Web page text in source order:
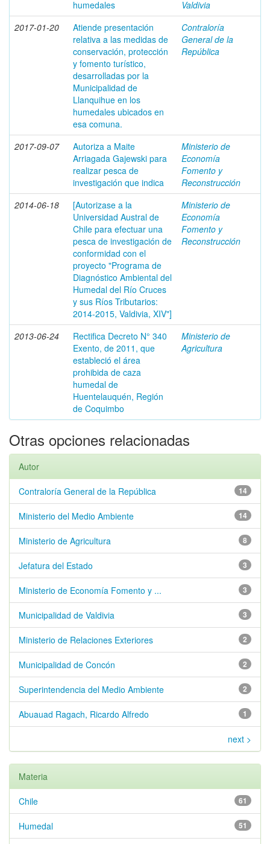
humedales
Valdivia
2017-01-20
Atiende presentación
relativa a las medidas de
conservación, protección
y fomento turístico,
desarrolladas por la
Municipalidad de
Llanquihue en los
humedales ubicados en
esa comuna.
Contraloría
General de la
República
2017-09-07
Autoriza a Maite
Arriagada Gajewski para
realizar pesca de
investigación que indica
Ministerio de
Economía
Fomento y
Reconstrucción
2014-06-18
[Autorizase a la
Universidad Austral de
Chile para efectuar una
pesca de investigación de
conformidad con el
proyecto "Programa de
Diagnóstico Ambiental del
Humedal del Río Cruces
y sus Ríos Tributarios:
2014-2015, Valdivia, XIV"]
Ministerio de
Economía
Fomento y
Reconstrucción
2013-06-24
Rectifica Decreto N° 340
Exento, de 2011, que
estableció el área
prohibida de caza
humedal de
Huentelauquén, Región
de Coquimbo
Ministerio de
Agricultura
Otras opciones relacionadas
Autor
14
Contraloría General de la República
14
Ministerio del Medio Ambiente
8
Ministerio de Agricultura
3
Jefatura del Estado
3
Ministerio de Economía Fomento y ...
3
Municipalidad de Valdivia
2
Ministerio de Relaciones Exteriores
2
Municipalidad de Concón
2
Superintendencia del Medio Ambiente
1
Abuauad Ragach, Ricardo Alfredo
next >
Materia
61
Chile
51
Humedal